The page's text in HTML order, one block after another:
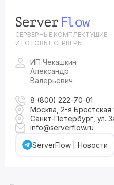
СЕРВЕРНЫЕ КОМПЛЕКТУЩИЕ
И ГОТОВЫЕ СЕРВЕРЫ
ИП Чекашкин
Александр
Валерьевич
8 (800) 222-70-01
Москва, 2-я Брестская
Санкт-Петербург, ул.
info@serverflow.ru
ServerFlow | Новости